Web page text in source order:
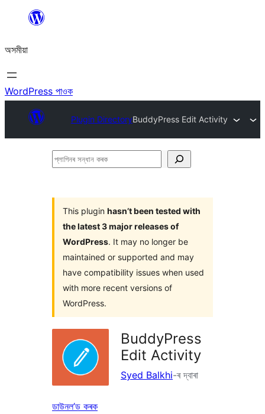
বিষয়বস্তুলৈ
যাওক
অসমীয়া
WordPress পাওক
Plugin DirectoryBuddyPress Edit Activity
প্লাগিনৰ
This plugin hasn’t been tested with
the latest 3 major releases of
WordPress. It may no longer be
maintained or supported and may
have compatibility issues when used
with more recent versions of
WordPress.
BuddyPress
Edit Activity
Syed Balkhi-ৰ দ্বাৰা
ডাউনল’ড কৰক